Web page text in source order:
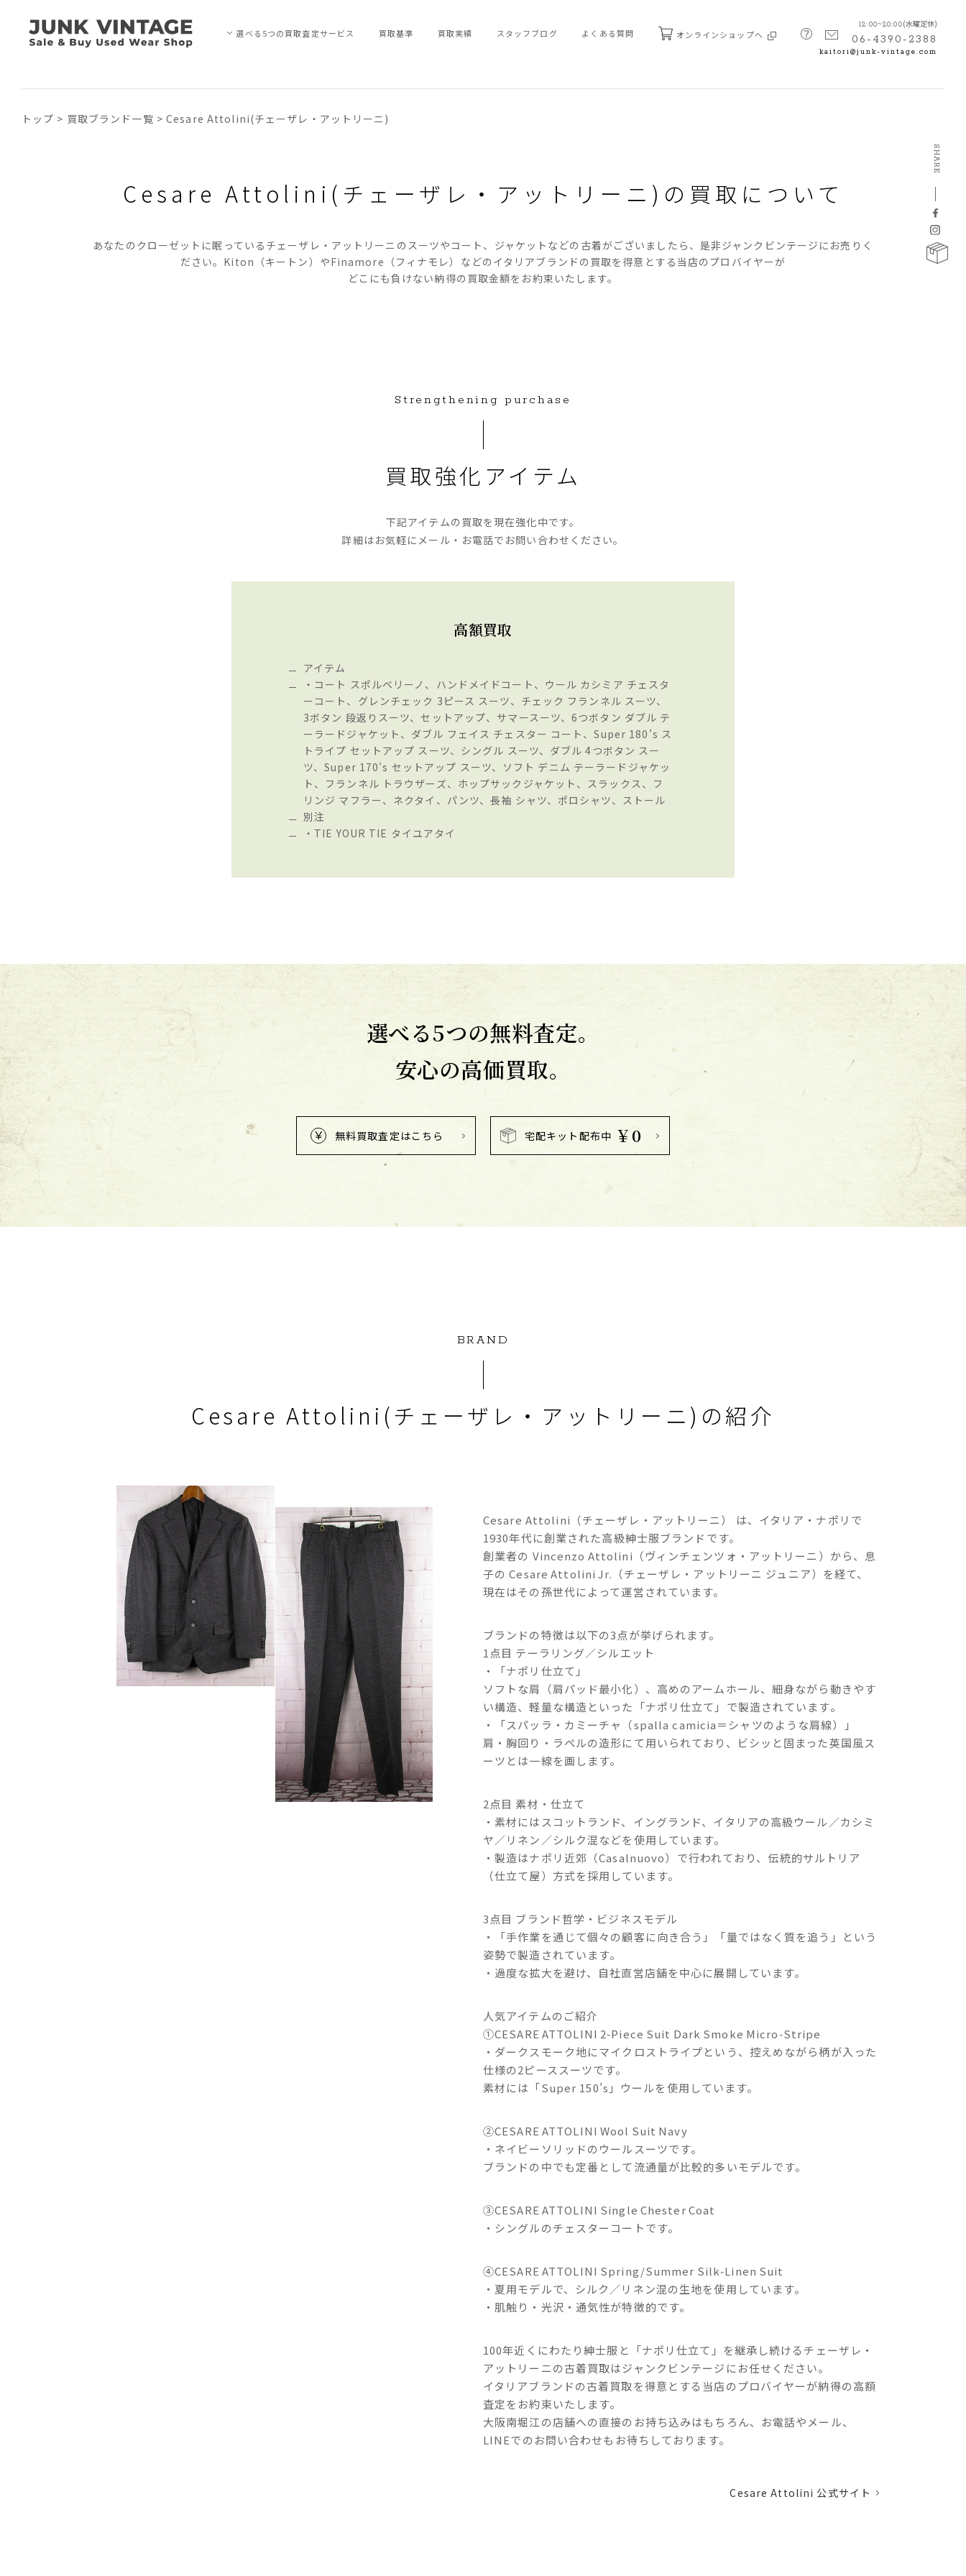
選べる5つの買取査定サービス 買取基準 買取実績 スタッフブログ よくある質問 オンラインショップへ
12:00~20:00(水曜定休)
06-4390-2388
kaitori@junk-vintage.com
トップ > 買取ブランド一覧 >Cesare Attolini(チェーザレ・アットリーニ)
Cesare Attolini(チェーザレ・アットリーニ)の 買取について
あなたのクローゼットに眠っているチェーザレ・アットリーニのスーツやコート、ジャケットなどの古着がございましたら、是非ジャンクビンテージにお売りく
ださい。Kiton（キートン）やFinamore（フィナモレ）などのイタリアブランドの買取を得意とする当店のプロバイヤーが
どこにも負けない納得の買取金額をお約束いたします。
Strengthening purchase
買取強化アイテム
下記アイテムの買取を現在強化中です。
詳細はお気軽にメール・お電話で お問い合わせください。
高額買取
アイテム
・コート スポルベリーノ、ハンドメイドコート、ウール カシミア チェスタ
ーコート、グレンチェック 3ピース スーツ、チェック フランネル スーツ、
3ボタン 段返りスーツ、セットアップ、サマースーツ、6つボタン ダブル テ
ーラードジャケット、ダブル フェイス チェスター コート、Super 180’s ス
トライプ セットアップ スーツ、シングル スーツ、ダブル 4つボタン スー
ツ、Super 170's セットアップ スーツ、ソフト デニム テーラードジャケッ
ト、フランネル トラウザーズ、ホップサックジャケット、スラックス、フ
リンジ マフラー、ネクタイ、パンツ、長袖 シャツ、ポロシャツ、ストール
別注
・TIE YOUR TIE タイユアタイ
選べる5つの無料査定。
安心の高価買取。
無料買取査定はこちら 宅配キット配布中 ￥0
BRAND
Cesare Attolini(チェーザレ・アットリーニ)の紹介
Cesare Attolini（チェーザレ・アットリーニ） は、イタリア・ナポリで
1930年代に創業された高級紳士服ブランドです。
創業者の Vincenzo Attolini（ヴィンチェンツォ・アットリーニ）から、息
子の Cesare Attolini Jr.（チェーザレ・アットリーニ ジュニア）を経て、
現在はその孫世代によって運営されています。
ブランドの特徴は以下の3点が挙げられます。
1点目 テーラリング／シルエット
・「ナポリ仕立て」
ソフトな肩（肩パッド最小化）、高めのアームホール、細身ながら動きやす
い構造、軽量な構造といった「ナポリ仕立て」で製造されています。
・「スパッラ・カミーチャ（spalla camicia＝シャツのような肩線）」
肩・胸回り・ラペルの造形にて用いられており、ビシッと固まった英国風ス
ーツとは一線を画します。
2点目 素材・仕立て
・素材にはスコットランド、イングランド、イタリアの高級ウール／カシミ
ヤ／リネン／シルク混などを使用しています。
・製造はナポリ近郊（Casalnuovo）で行われており、伝統的サルトリア
（仕立て屋）方式を採用しています。
3点目 ブランド哲学・ビジネスモデル
・「手作業を通じて個々の顧客に向き合う」「量ではなく質を追う」という
姿勢で製造されています。
・過度な拡大を避け、自社直営店舗を中心に展開しています。
人気アイテムのご紹介
①CESARE ATTOLINI 2‑Piece Suit Dark Smoke Micro‑Stripe
・ダークスモーク地にマイクロストライプという、控えめながら柄が入った
仕様の2ピーススーツです。
素材には「Super 150’s」ウールを使用しています。
②CESARE ATTOLINI Wool Suit Navy
・ネイビーソリッドのウールスーツです。
ブランドの中でも定番として流通量が比較的多いモデルです。
③CESARE ATTOLINI Single Chester Coat
・シングルのチェスターコートです。
④CESARE ATTOLINI Spring/Summer Silk‑Linen Suit
・夏用モデルで、シルク／リネン混の生地を使用しています。
・肌触り・光沢・通気性が特徴的です。
100年近くにわたり紳士服と「ナポリ仕立て」を継承し続けるチェーザレ・
アットリーニの古着買取はジャンクビンテージにお任せください。
イタリアブランドの古着買取を得意とする当店のプロバイヤーが納得の高額
査定をお約束いたします。
大阪南堀江の店舗への直接のお持ち込みはもちろん、お電話やメール、
LINEでのお問い合わせもお待ちしております。
Cesare Attolini 公式サイト
SHARE